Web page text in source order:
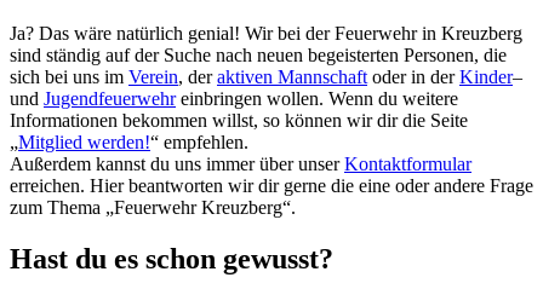
Ja? Das wäre natürlich genial! Wir bei der Feuerwehr in Kreuzberg
sind ständig auf der Suche nach neuen begeisterten Personen, die
sich bei uns im Verein, deraktiven Mannschaft oder in derKinder–
und Jugendfeuerwehreinbringen wollen. Wenn du weitere
Informationen bekommen willst, so können wir dir die Seite
„Mitglied werden!“ empfehlen.
Außerdem kannst du uns immer über unserKontaktformular
erreichen. Hier beantworten wir dir gerne die eine oder andere Frage
zum Thema „Feuerwehr Kreuzberg“.
Hast du es schon gewusst?